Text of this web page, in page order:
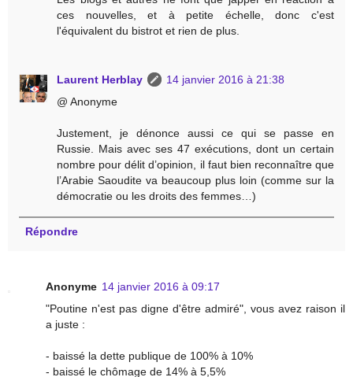
ces nouvelles, et à petite échelle, donc c'est
l'équivalent du bistrot et rien de plus.
Laurent Herblay
14 janvier 2016 à 21:38
@ Anonyme
Justement, je dénonce aussi ce qui se passe en
Russie. Mais avec ses 47 exécutions, dont un certain
nombre pour délit d’opinion, il faut bien reconnaître que
l’Arabie Saoudite va beaucoup plus loin (comme sur la
démocratie ou les droits des femmes…)
Répondre
Anonyme 14 janvier 2016 à 09:17
"Poutine n'est pas digne d'être admiré", vous avez raison il
a juste :
- baissé la dette publique de 100% à 10%
- baissé le chômage de 14% à 5,5%